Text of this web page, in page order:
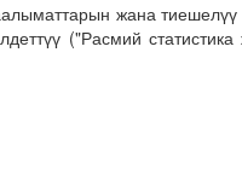
жана
("Расмий